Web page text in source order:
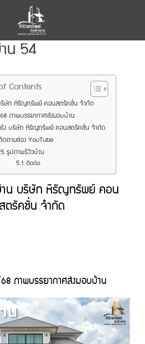
น 54
Contents
ริษัท หิรัญทรัพย์ คอนสตรัคชั่น จำกัด
ภาพบรรยากาศส่งมอบบ้าน
จริง บริษัท หิรัญทรัพย์ คอนสตรัคชั่น จำกัด
ดตามช่อง YouTube
รูปภาพรีวิวบ้าน
ติดต่อ
าน บริษัท หิรัญทรัพย์ คอน
ตรัคชั่น จำกัด
ภาพบรรยากาศส่งมอบบ้าน